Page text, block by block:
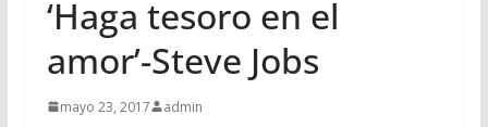
‘Haga tesoro en el
amor’-Steve Jobs
mayo 23, 2017 admin